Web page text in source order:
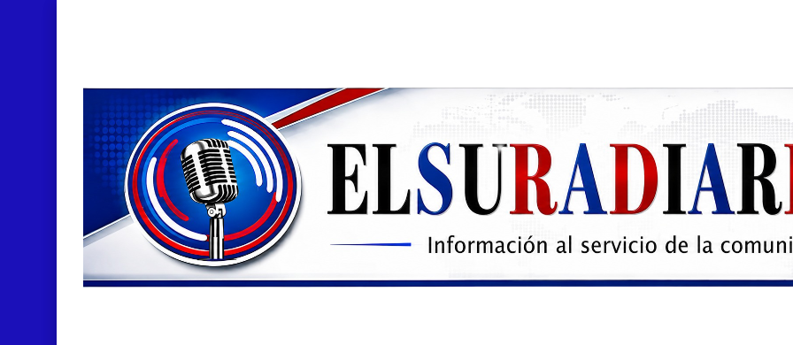
Doctora Magandys Cuevas maltrata pacientes en el Hospital de Cabral.